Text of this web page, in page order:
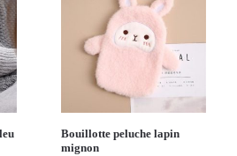
Bouillotte peluche lapin
mignon